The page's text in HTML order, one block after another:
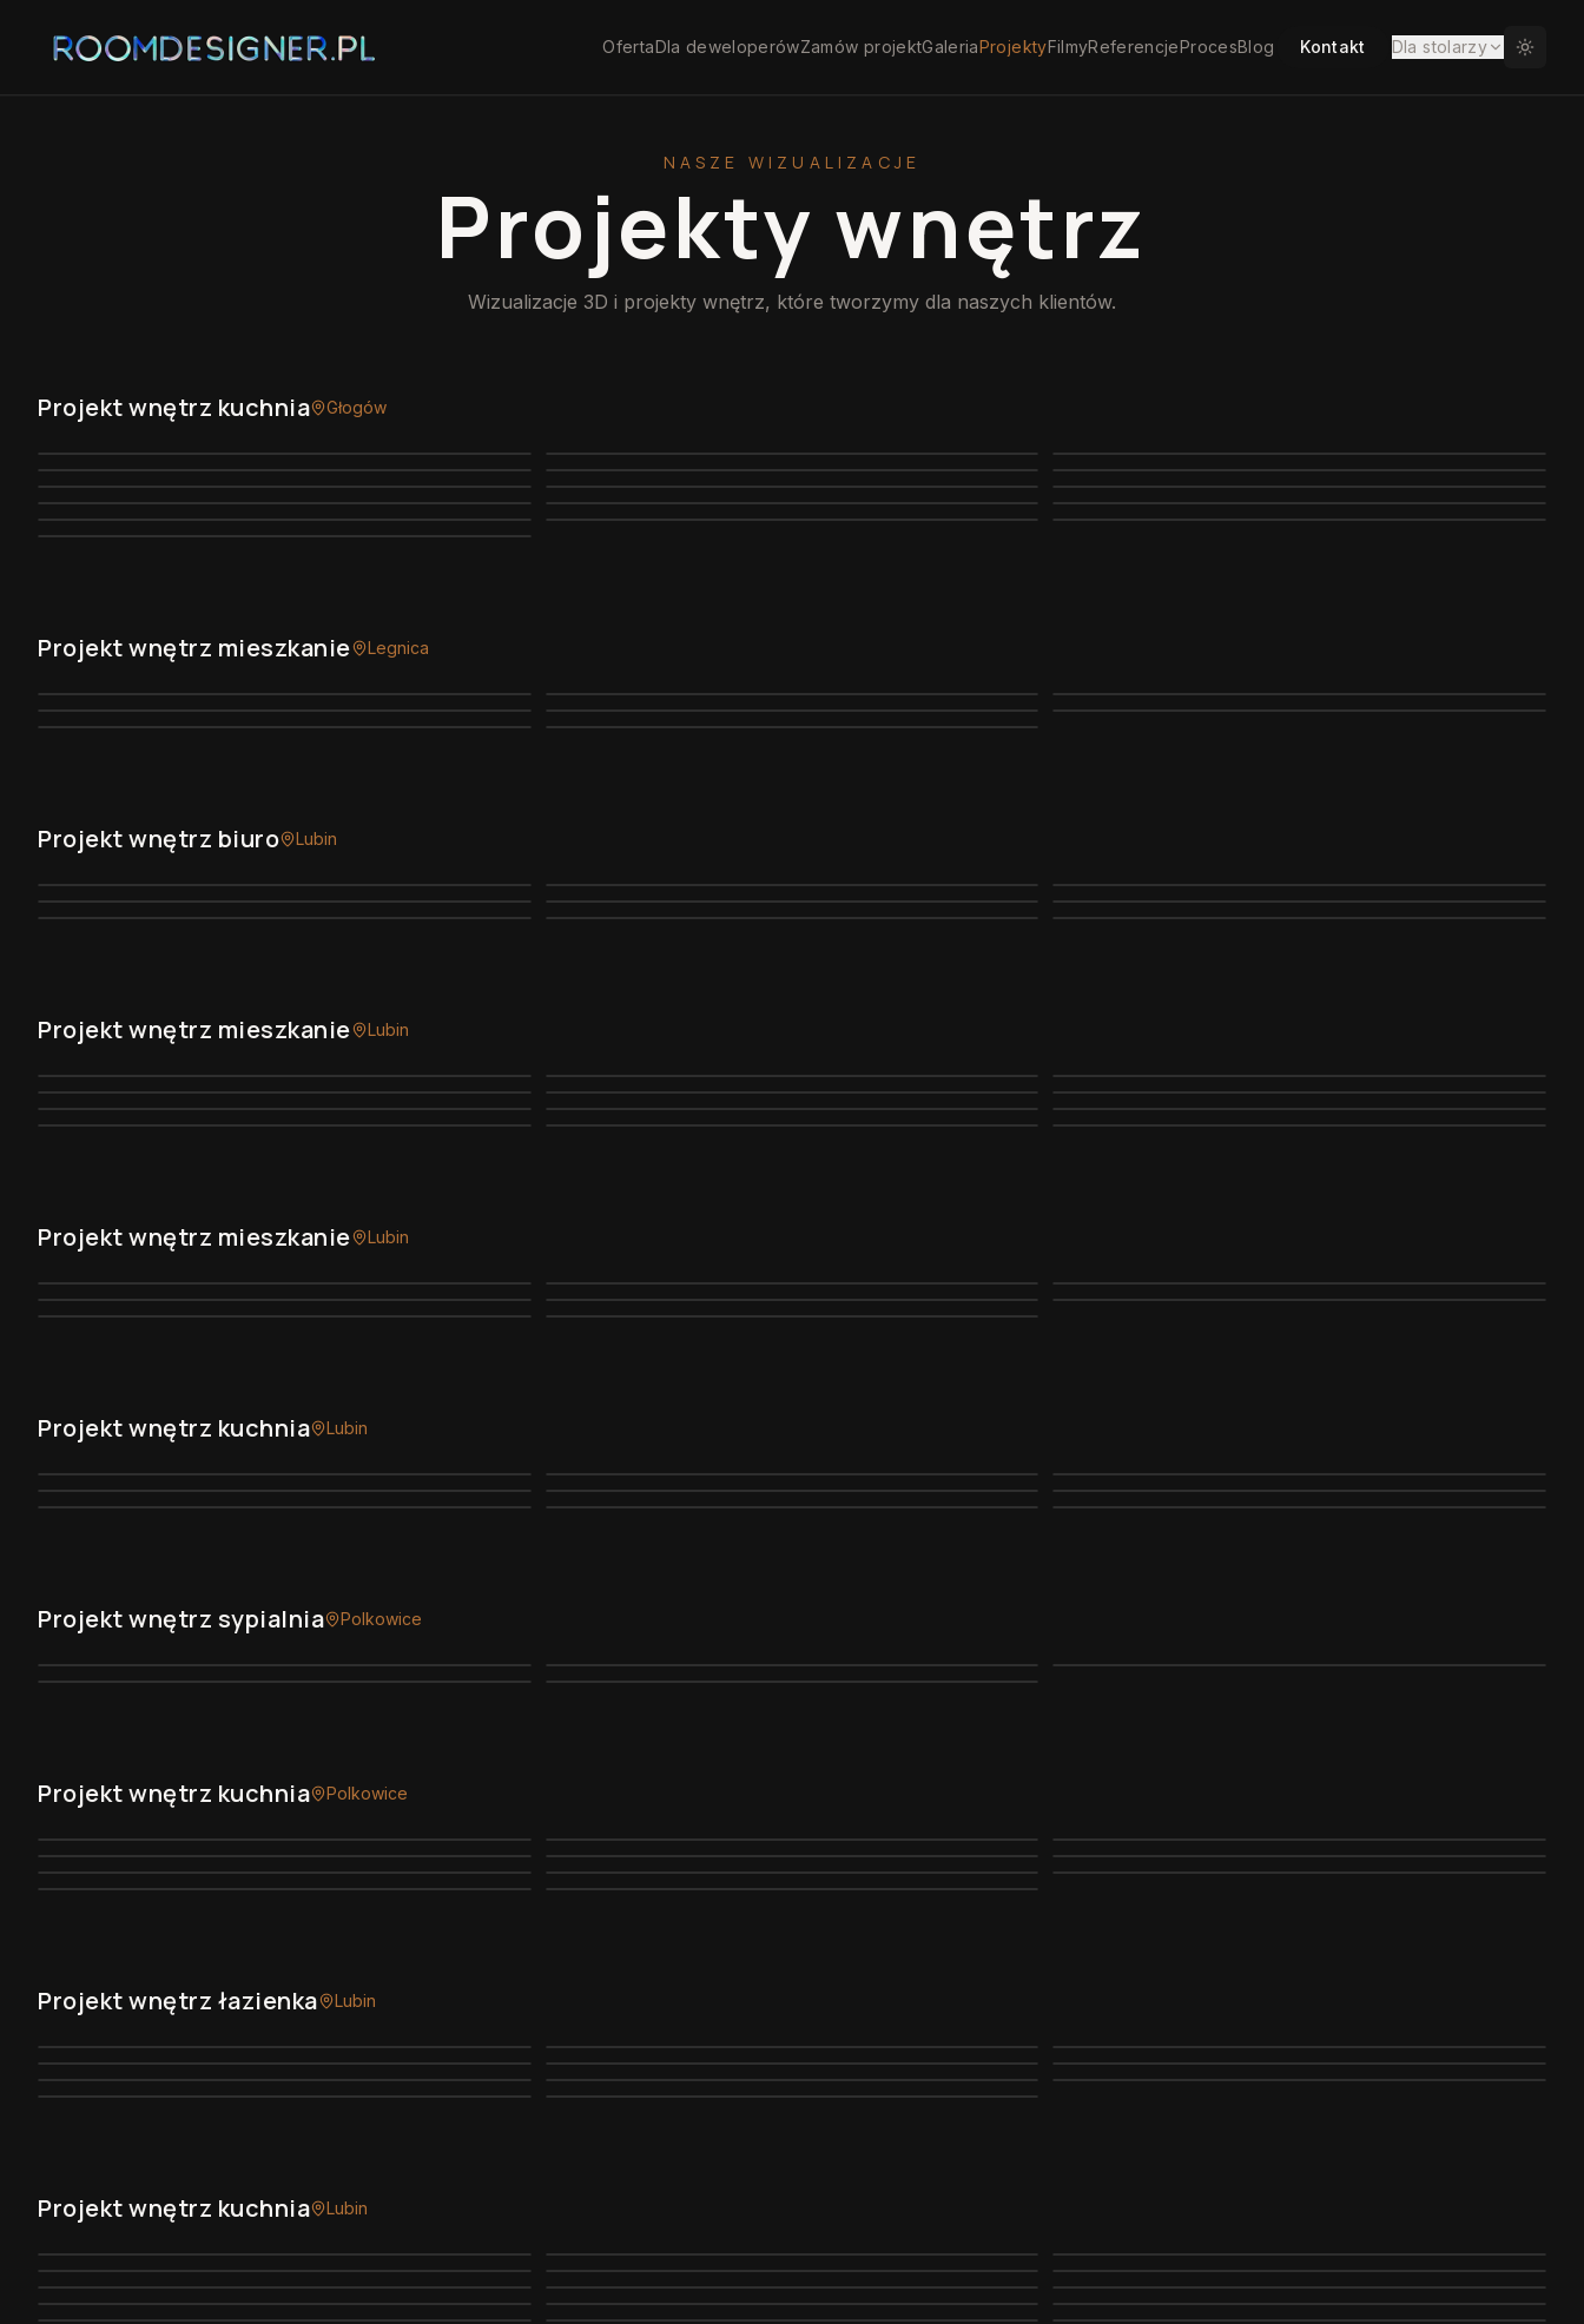
OfertaDla deweloperówZamów projektGaleriaProjektyFilmyReferencjeProcesBlog Kontakt Dla stolarzy
NASZE WIZUALIZACJE
Projekty wnętrz
Wizualizacje 3D i projekty wnętrz, które tworzymy dla naszych klientów.
Projekt wnętrz kuchnia Głogów
Projekt wnętrz mieszkanie Legnica
Projekt wnętrz biuro Lubin
Projekt wnętrz mieszkanie Lubin
Projekt wnętrz mieszkanie Lubin
Projekt wnętrz kuchnia Lubin
Projekt wnętrz sypialnia Polkowice
Projekt wnętrz kuchnia Polkowice
Projekt wnętrz łazienka Lubin
Projekt wnętrz kuchnia Lubin